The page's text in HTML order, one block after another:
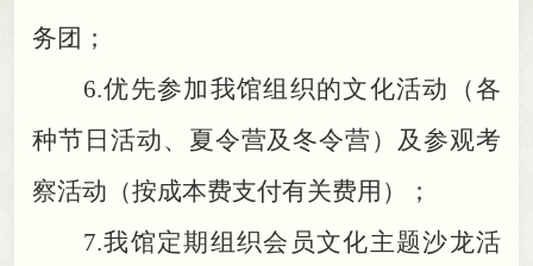
务团 ；
6.优先参加我馆组织的文化活动（各
种节日活动、夏令营及冬令营）及参观考
察活动（按成本费支付有关费用）
；
7.我馆定期组织会员文化主题沙龙活